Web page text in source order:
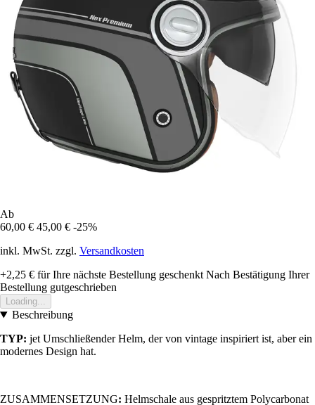
Ab
60,00 € 45,00 € -25%
inkl. MwSt. zzgl. Versandkosten
+2,25 € für Ihre nächste Bestellung geschenkt Nach Bestätigung Ihrer
Bestellung gutgeschrieben
Loading...
Beschreibung
TYP: jet Umschließender Helm, der von vintage inspiriert ist, aber ein
modernes Design hat.
ZUSAMMENSETZUNG: Helmschale aus gespritztem Polycarbonat